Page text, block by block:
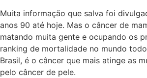
Muita informação que salva foi
anos 90 até hoje. Mas o câncer de
matando muita gente e ocupando os
ranking de mortalidade no mundo
Brasil, é o câncer que mais atinge as
pelo câncer de pele.